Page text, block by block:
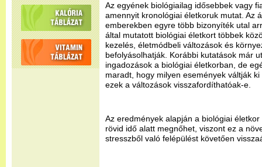
Az egyének biológiailag idősebbek vagy
amennyit kronológiai életkoruk mutat. Az
emberekben egyre több bizonyíték utal
által mutatott biológiai életkort többek
kezelés, életmódbeli változások és
befolyásolhatják. Korábbi kutatások már
ingadozások a biológiai életkorban, de
maradt, hogy milyen események váltják
ezek a változások visszafordíthatóak-e.
Az eredmények alapján a biológiai
rövid idő alatt megnőhet, viszont ez a
stresszből való felépülést követően